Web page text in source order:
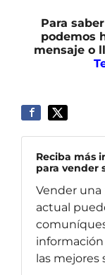
Para
podemos
mensaje o
Reciba más
para vender
Vender
actual
las mejores